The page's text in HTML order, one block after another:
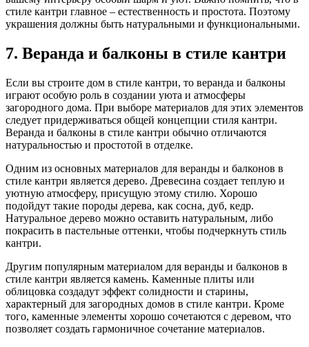
стиле кантри главное – естественность и простота. Поэтому
украшения должны быть натуральными и функциональными.
7. Веранда и балконы в стиле кантри
Если вы строите дом в стиле кантри, то веранда и балконы
играют особую роль в создании уюта и атмосферы
загородного дома. При выборе материалов для этих элементов
следует придерживаться общей концепции стиля кантри.
Веранда и балконы в стиле кантри обычно отличаются
натуральностью и простотой в отделке.
Одним из основных материалов для веранды и балконов в
стиле кантри является дерево. Древесина создает теплую и
уютную атмосферу, присущую этому стилю. Хорошо
подойдут такие породы дерева, как сосна, дуб, кедр.
Натуральное дерево можно оставить натуральным, либо
покрасить в пастельные оттенки, чтобы подчеркнуть стиль
кантри.
Другим популярным материалом для веранды и балконов в
стиле кантри является камень. Каменные плиты или
облицовка создадут эффект солидности и старины,
характерный для загородных домов в стиле кантри. Кроме
того, каменные элементы хорошо сочетаются с деревом, что
позволяет создать гармоничное сочетание материалов.